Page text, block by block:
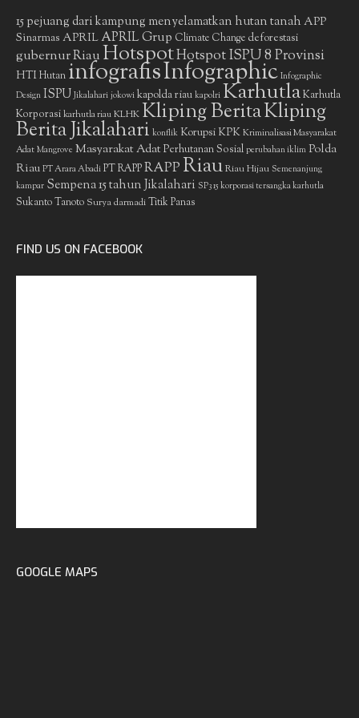
15 pejuang dari kampung menyelamatkan hutan tanah APP
Sinarmas APRIL APRIL Grup Climate Change deforestasi
gubernur RiauHotspotHotspot ISPU 8 Provinsi
HTIHutan infografisInfographic Infographic
Design ISPU Jikalahari jokowi kapolda riau kapolri KarhutlaKarhutla
Korporasikarhutla riauKLHKKliping BeritaKliping
Berita Jikalahari konflik Korupsi KPKKriminalisasi Masyarakat
Adat Mangrove Masyarakat AdatPerhutanan Sosial perubahan iklim Polda
Riau PT Arara Abadi PT RAPPRAPPRiauRiau Hijau Semenanjung
kampar Sempena 15 tahun Jikalahari SP3 15 korporasi tersangka karhutla
Sukanto Tanoto Surya darmadiTitik Panas
FIND US ON FACEBOOK
GOOGLE MAPS